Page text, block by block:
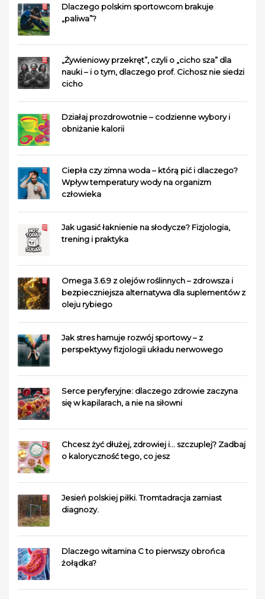
Dlaczego polskim sportowcom brakuje
„paliwa”?
„Żywieniowy przekręt”, czyli o „cicho sza” dla
nauki – i o tym, dlaczego prof. Cichosz nie siedzi
cicho
Działaj prozdrowotnie – codzienne wybory i
obniżanie kalorii
Ciepła czy zimna woda – którą pić i dlaczego?
Wpływ temperatury wody na organizm
człowieka
Jak ugasić łaknienie na słodycze? Fizjologia,
trening i praktyka
Omega 3.6.9 z olejów roślinnych – zdrowsza i
bezpieczniejsza alternatywa dla suplementów z
oleju rybiego
Jak stres hamuje rozwój sportowy – z
perspektywy fizjologii układu nerwowego
Serce peryferyjne: dlaczego zdrowie zaczyna
się w kapilarach, a nie na siłowni
Chcesz żyć dłużej, zdrowiej i… szczuplej? Zadbaj
o kaloryczność tego, co jesz
Jesień polskiej piłki. Tromtadracja zamiast
diagnozy.
Dlaczego witamina C to pierwszy obrońca
żołądka?